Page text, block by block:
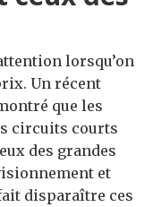
lorsqu’on
Un récent
que les
circuits courts
des grandes
et
disparaître ces